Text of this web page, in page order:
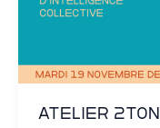
Atelier